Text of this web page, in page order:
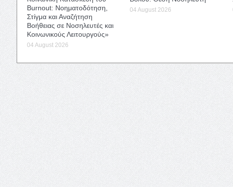
Burnout: Νοηματοδότηση,
Στίγμα και Αναζήτηση
Βοήθειας σε Νοσηλευτές και
Κοινωνικούς Λειτουργούς»
04 August 2026
04 August 2026